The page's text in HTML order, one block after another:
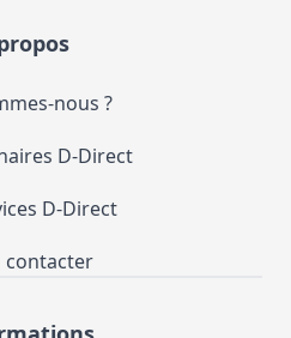
nous ?
D-Direct
D-Direct
contacter